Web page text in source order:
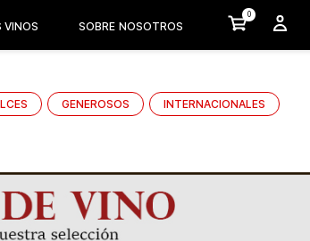
VINOS SOBRE NOSOTROS
0
GENEROSOS
INTERNACIONALES